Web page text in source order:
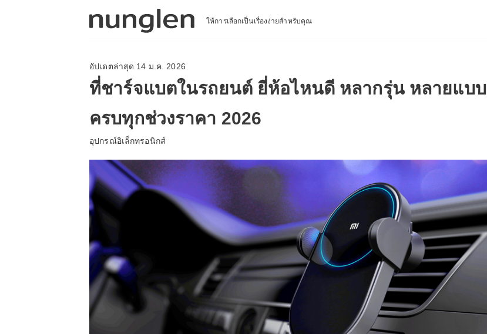
ให้การเลือกเป็นเรื่องง่ายสำหรับคุณ
อัปเดตล่าสุด 14 ม.ค. 2026
ที่ชาร์จแบตในรถยนต์ ยี่ห้อไหนดี หลากรุ่น หลายแบบ
ครบทุกช่วงราคา 2026
อุปกรณ์อิเล็กทรอนิกส์